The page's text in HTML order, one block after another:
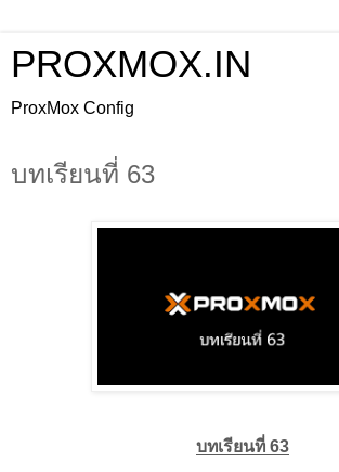
PROXMOX.IN
ProxMox Config
บทเรียนที่ 63
บทเรียนที่ 63